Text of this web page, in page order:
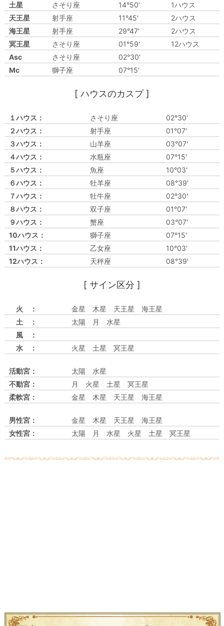
土星
さそり座 14°50'
1ハウス
天王星
射手座 11°45'
2ハウス
海王星
射手座 29°47'
2ハウス
冥王星
さそり座 01°59'
12ハウス
Asc
さそり座
02°30'
Mc
獅子座 07°15'
[ ハウスのカスプ ]
１ハウス： さそり座
02°30'
２ハウス：
射手座
01°07'
３ハウス：
山羊座
03°07'
４ハウス：
水瓶座
07°15'
５ハウス：
魚座
10°03'
６ハウス：
牡羊座
08°39'
７ハウス：
牡牛座
02°30'
８ハウス：
双子座
01°07'
９ハウス：
蟹座
03°07'
10ハウス：
獅子座
07°15'
11ハウス：
乙女座
10°03'
12ハウス：
天秤座 08°39'
[ サイン区分 ]
火 ：
金星 木星 天王星 海王星
土 ：
太陽 月 水星
風 ：
水 ：
火星 土星 冥王星
活動宮：
太陽 水星
不動宮：
月 火星 土星 冥王星
柔軟宮：
金星 木星 天王星 海王星
男性宮：
金星 木星 天王星 海王星
女性宮：
太陽 月 水星 火星 土星 冥王星